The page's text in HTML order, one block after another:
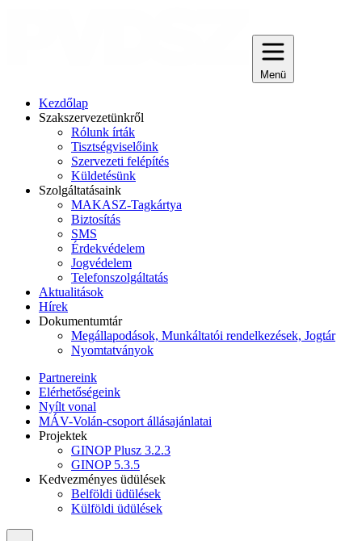
Menü
Kezdőlap
Szakszervezetünkről
Rólunk írták
Tisztségviselőink
Szervezeti felépítés
Küldetésünk
Szolgáltatásaink
MAKASZ-Tagkártya
Biztosítás
SMS
Érdekvédelem
Jogvédelem
Telefonszolgáltatás
Aktualitások
Hírek
Dokumentumtár
Megállapodások, Munkáltatói rendelkezések, Jogtár
Nyomtatványok
Partnereink
Elérhetőségeink
Nyílt vonal
MÁV-Volán-csoport állásajánlatai
Projektek
GINOP Plusz 3.2.3
GINOP 5.3.5
Kedvezményes üdülések
Belföldi üdülések
Külföldi üdülések